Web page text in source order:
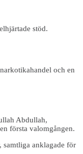
stöd.
och en
Abdullah,
första valomgången.
samtliga anklagade för